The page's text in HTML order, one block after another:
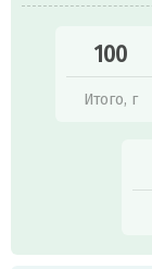
100
Итого, г